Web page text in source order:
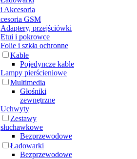
Akcesoria
GSM
Adaptery, przejściówki
Etui i pokrowce
Folie i szkła ochronne
Kable
Pojedyncze kable
Lampy pierścieniowe
Multimedia
Głośniki
zewnętrzne
Uchwyty
Zestawy
słuchawkowe
Bezprzewodowe
Ładowarki
Bezprzewodowe